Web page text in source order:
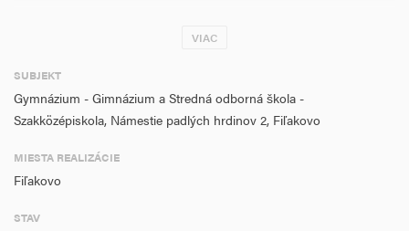
Strednej odbornej školy vo Fiľakove, zlepšia sa podmienky pre
vzdelávania a prípravy, študenti dostanú možnosť lepších
praktických zručností pre trh práce, zvýši sa úroveň celoživotného
vzdelávania,
Vzdelávanie v Strednej odbornej škole zároveň rozvíja prvky
inkluzívneho vzdelávania.
VIAC
SUBJEKT
Gymnázium - Gimnázium a Stredná odborná škola -
Szakközépiskola, Námestie padlých hrdinov 2, Fiľakovo
MIESTA REALIZÁCIE
Fiľakovo
STAV